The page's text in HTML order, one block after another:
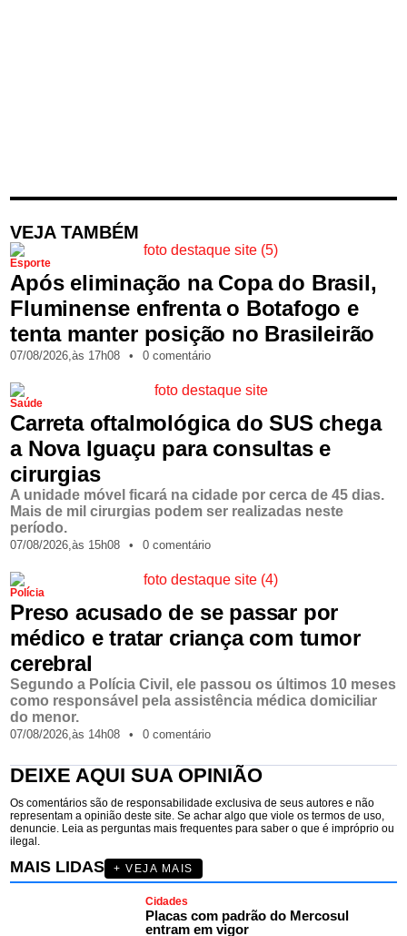
VEJA TAMBÉM
Esporte
Após eliminação na Copa do Brasil,
Fluminense enfrenta o Botafogo e
tenta manter posição no Brasileirão
07/08/2026,às 17h08 • 0 comentário
Saúde
Carreta oftalmológica do SUS chega
a Nova Iguaçu para consultas e
cirurgias
A unidade móvel ficará na cidade por cerca de 45 dias.
Mais de mil cirurgias podem ser realizadas neste
período.
07/08/2026,às 15h08 • 0 comentário
Polícia
Preso acusado de se passar por
médico e tratar criança com tumor
cerebral
Segundo a Polícia Civil, ele passou os últimos 10 meses
como responsável pela assistência médica domiciliar
do menor.
07/08/2026,às 14h08 • 0 comentário
DEIXE AQUI SUA OPINIÃO
Os comentários são de responsabilidade exclusiva de seus autores e não
representam a opinião deste site. Se achar algo que viole os termos de uso,
denuncie. Leia as perguntas mais frequentes para saber o que é impróprio ou
ilegal.
MAIS LIDAS + VEJA MAIS
Cidades
Placas com padrão do Mercosul
entram em vigor